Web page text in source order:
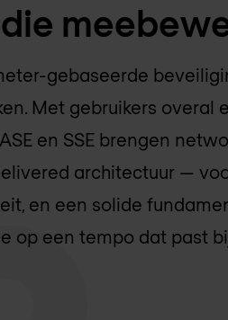
gebaseerde
Met gebruikers overal
en SSE brengen
architectuur —
en een solide
op een tempo dat past